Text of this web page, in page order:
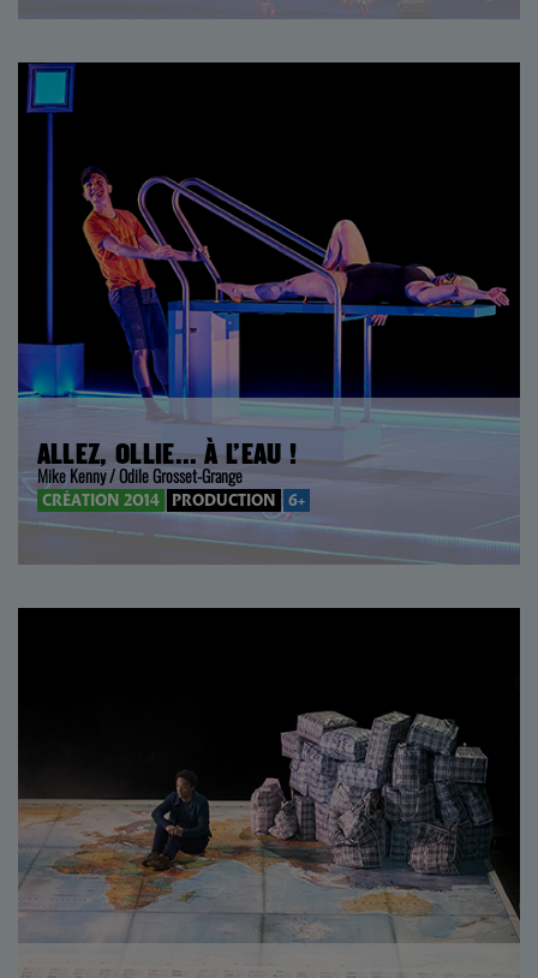
ALLEZ, OLLIE… À L’EAU !
Mike Kenny / Odile Grosset-Grange
CRÉATION 2014 PRODUCTION 6+